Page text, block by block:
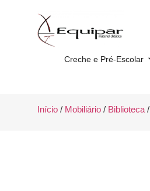
Creche e Pré-Escolar
Início/ Mobiliário/ Biblioteca/